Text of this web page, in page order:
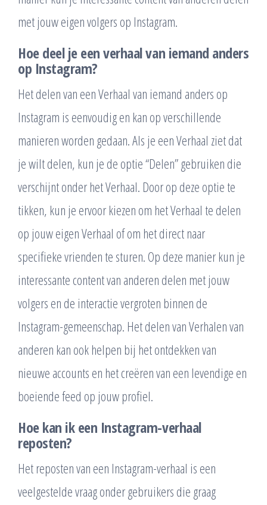
met jouw eigen volgers op Instagram.
Hoe deel je een verhaal van iemand anders
op Instagram?
Het delen van een Verhaal van iemand anders op
Instagram is eenvoudig en kan op verschillende
manieren worden gedaan. Als je een Verhaal ziet dat
je wilt delen, kun je de optie “Delen” gebruiken die
verschijnt onder het Verhaal. Door op deze optie te
tikken, kun je ervoor kiezen om het Verhaal te delen
op jouw eigen Verhaal of om het direct naar
specifieke vrienden te sturen. Op deze manier kun je
interessante content van anderen delen met jouw
volgers en de interactie vergroten binnen de
Instagram-gemeenschap. Het delen van Verhalen van
anderen kan ook helpen bij het ontdekken van
nieuwe accounts en het creëren van een levendige en
boeiende feed op jouw profiel.
Hoe kan ik een Instagram-verhaal
reposten?
Het reposten van een Instagram-verhaal is een
veelgestelde vraag onder gebruikers die graag